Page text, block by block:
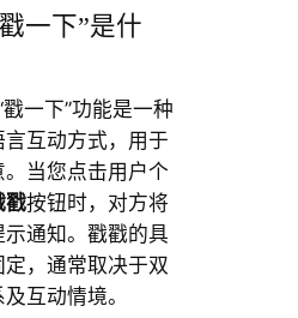
一下”是什
一下”功能是一种
互动方式，用于
当您点击用户个
戳按钮时，对方将
通知。戳戳的具
，通常取决于双
互动情境。